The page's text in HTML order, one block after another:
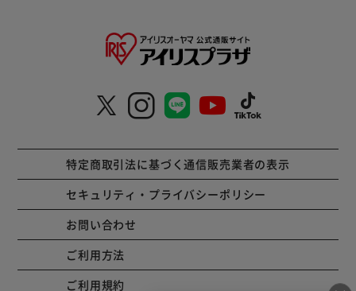
特定商取引法に基づく通信販売業者の表示
セキュリティ・プライバシーポリシー
お問い合わせ
ご利用方法
ご利用規約